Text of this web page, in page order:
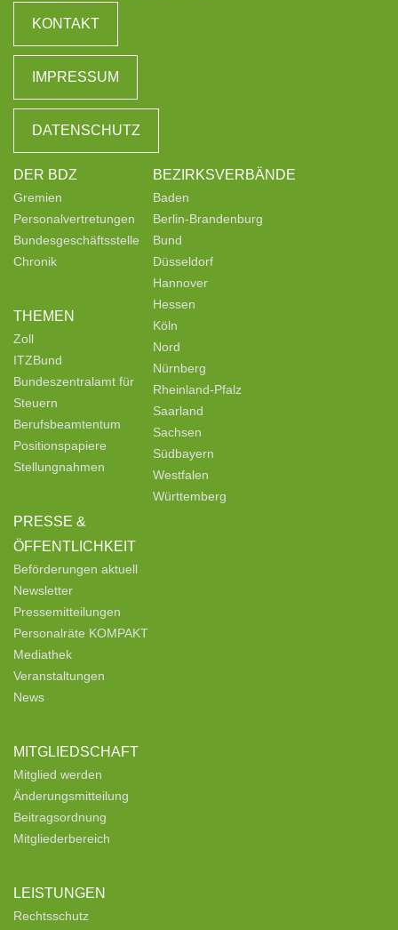
KONTAKT
IMPRESSUM
DATENSCHUTZ
DER BDZ
Gremien
Personalvertretungen
Bundesgeschäftsstelle
Chronik
THEMEN
Zoll
ITZBund
Bundeszentralamt für
Steuern
Berufsbeamtentum
Positionspapiere
Stellungnahmen
PRESSE &
ÖFFENTLICHKEIT
Beförderungen aktuell
Newsletter
Pressemitteilungen
Personalräte KOMPAKT
Mediathek
Veranstaltungen
News
MITGLIEDSCHAFT
Mitglied werden
Änderungsmitteilung
Beitragsordnung
Mitgliederbereich
LEISTUNGEN
Rechtsschutz
BEZIRKSVERBÄNDE
Baden
Berlin-Brandenburg
Bund
Düsseldorf
Hannover
Hessen
Köln
Nord
Nürnberg
Rheinland-Pfalz
Saarland
Sachsen
Südbayern
Westfalen
Württemberg